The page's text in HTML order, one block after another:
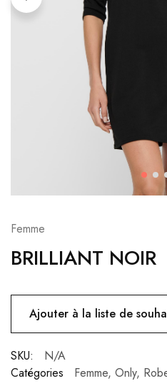
Femme
BRILLIANT NOIR
Ajouter à la liste de
SKU:
N/A
Catégories
Femme, Only,